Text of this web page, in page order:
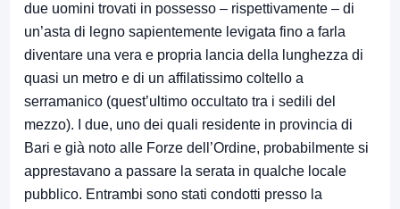
due uomini trovati in possesso – rispettivamente – di
un’asta di legno sapientemente levigata fino a farla
diventare una vera e propria lancia della lunghezza di
quasi un metro e di un affilatissimo coltello a
serramanico (quest’ultimo occultato tra i sedili del
mezzo). I due, uno dei quali residente in provincia di
Bari e già noto alle Forze dell’Ordine, probabilmente si
apprestavano a passare la serata in qualche locale
pubblico. Entrambi sono stati condotti presso la